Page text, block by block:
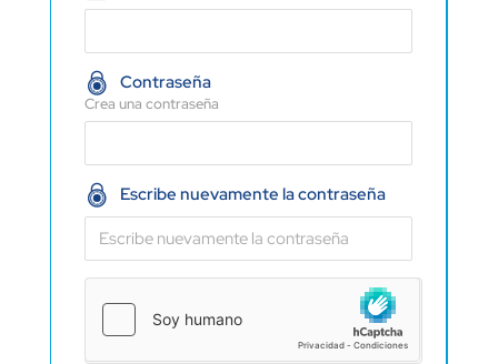
Contraseña
Crea una contraseña
Escribe nuevamente la contraseña